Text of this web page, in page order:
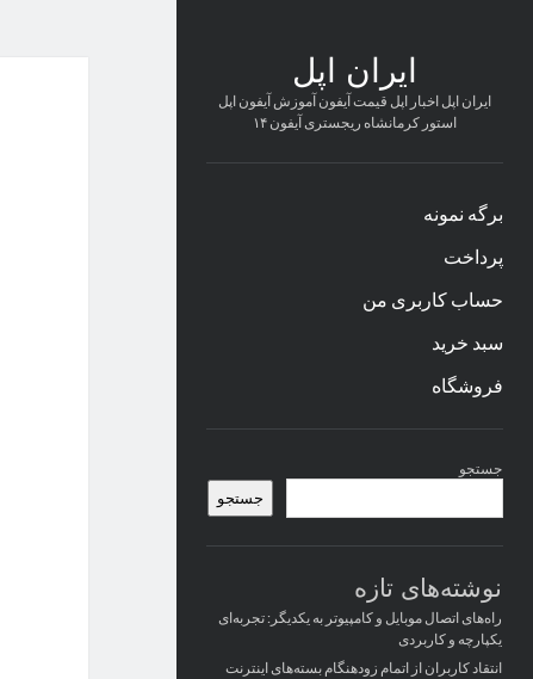
ایران اپل
ایران اپل اخبار اپل قیمت آیفون آموزش آیفون اپل
استور کرمانشاه ریجستری آیفون ۱۴
برگه نمونه
پرداخت
حساب کاربری من
سبد خرید
فروشگاه
کناری
جستجو
جستجو
نوشته‌های تازه
راه‌های اتصال موبایل و کامپیوتر به یکدیگر: تجربه‌ای
یکپارچه و کاربردی
انتقاد کاربران از اتمام زودهنگام بسته‌های اینترنت